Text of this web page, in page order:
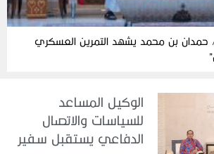
حمدان بن محمد يشهد التمرين العسكري
الوكيل المساعد
للسياسات والاتصال
الدفاعي يستقبل سفير